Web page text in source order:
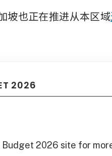
坡也正在推进从本区域
2026
Budget 2026 site for